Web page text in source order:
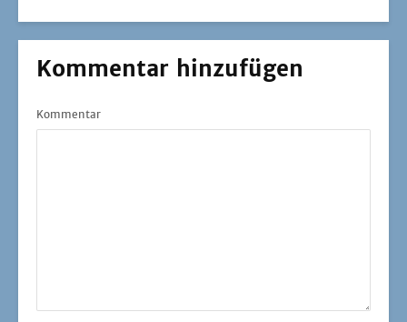
Kommentar hinzufügen
Kommentar